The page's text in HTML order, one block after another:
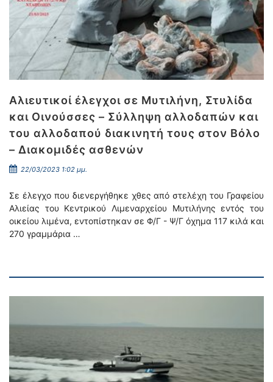
Αλιευτικοί έλεγχοι σε Μυτιλήνη, Στυλίδα
και Οινούσσες – Σύλληψη αλλοδαπών και
του αλλοδαπού διακινητή τους στον Βόλο
– Διακομιδές ασθενών
22/03/2023 1:02 μμ.
Σε έλεγχο που διενεργήθηκε χθες από στελέχη του Γραφείου
Αλιείας του Κεντρικού Λιμεναρχείου Μυτιλήνης εντός του
οικείου λιμένα, εντοπίστηκαν σε Φ/Γ - Ψ/Γ όχημα 117 κιλά και
270 γραμμάρια …